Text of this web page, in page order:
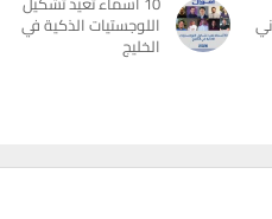
اللوجستيات الذكية في
الخليج